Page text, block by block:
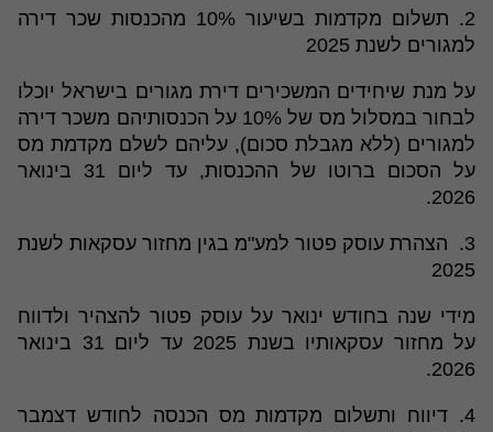
2. תשלום מקדמות בשיעור 10% מהכנסות שכר דירה
למגורים לשנת 2025
על מנת שיחידים המשכירים דירת מגורים בישראל יוכלו
לבחור במסלול מס של 10% על הכנסותיהם משכר דירה
למגורים (ללא מגבלת סכום), עליהם לשלם מקדמת מס
על הסכום ברוטו של ההכנסות, עד ליום 31 בינואר
2026.
3. הצהרת עוסק פטור למע"מ בגין מחזור עסקאות לשנת
2025
מידי שנה בחודש ינואר על עוסק פטור להצהיר ולדווח
על מחזור עסקאותיו בשנת 2025 עד ליום 31 בינואר
2026.
4. דיווח ותשלום מקדמות מס הכנסה לחודש דצמבר